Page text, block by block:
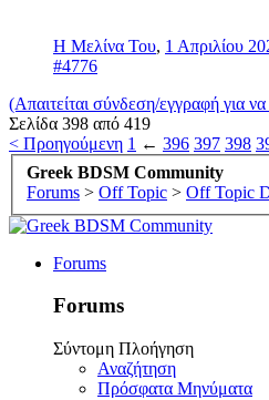
Η Μελίνα Του, 1 Απριλίου
#4776
(Απαιτείται σύνδεση/εγγραφή για
Σελίδα 398 από 419
< Προηγούμενη 1 ← 396 397 398
Greek BDSM Community
Forums > Off Topic > Off Topic
Forums
Forums
Σύντομη Πλοήγηση
Αναζήτηση
Πρόσφατα Μηνύματα